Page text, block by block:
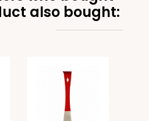
also bought: